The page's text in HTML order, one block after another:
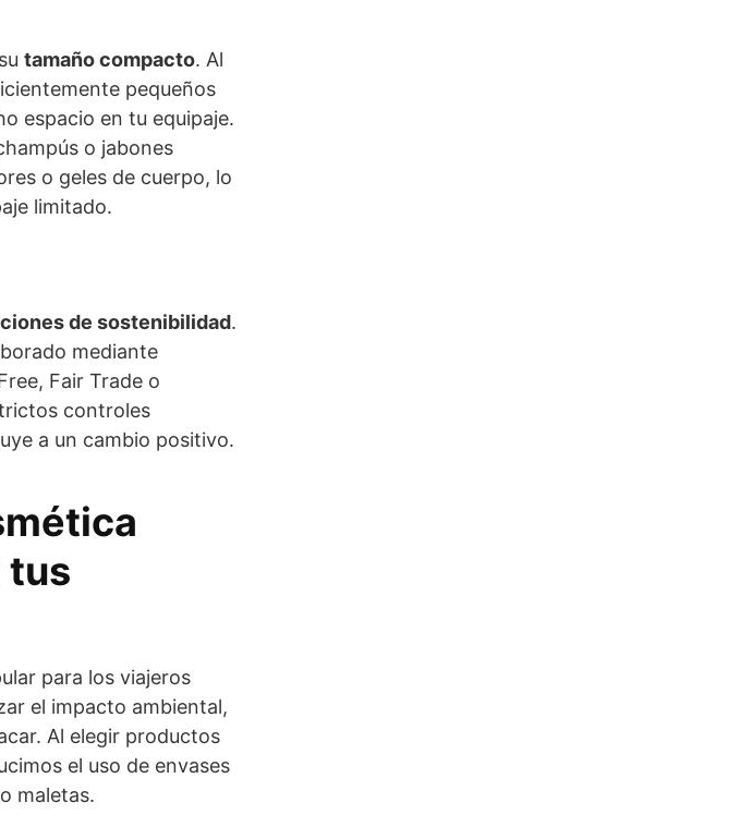
tamaño compacto. Al
pequeños
espacio en tu equipaje.
o jabones
o geles de cuerpo, lo
limitado.
de sostenibilidad.
mediante
Fair Trade o
controles
a un cambio positivo.
tus
para los viajeros
el impacto ambiental,
Al elegir productos
el uso de envases
maletas.